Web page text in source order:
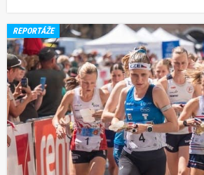
REPORTÁŽE